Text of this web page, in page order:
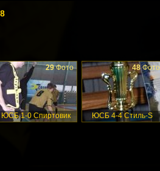
ЮСБ 1-0 Спиртовик
29Фото
ЮСБ 4-4 Стиль-S
48Фото